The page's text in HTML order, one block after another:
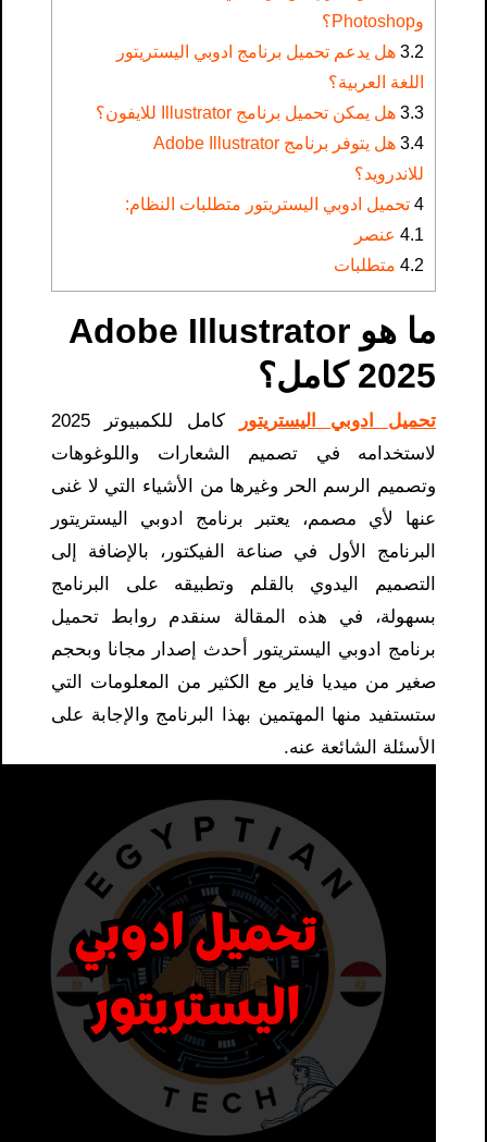
وPhotoshop؟
3.2 هل يدعم تحميل برنامج ادوبي اليستريتور
اللغة العربية؟
3.3 هل يمكن تحميل برنامج Illustrator للايفون؟
3.4
هل يتوفر برنامج Adobe Illustrator
للاندرويد؟
4 تحميل ادوبي اليستريتور متطلبات النظام:
4.1 عنصر
4.2 متطلبات
ما هو Adobe Illustrator
2025 كامل؟
تحميل ادوبي اليستريتور
كامل للكمبيوتر 2025
لاستخدامه في تصميم الشعارات واللوغوهات
وتصميم الرسم الحر وغيرها من الأشياء التي لا غنى
عنها لأي مصمم، يعتبر برنامج ادوبي اليستريتور
البرنامج الأول في صناعة الفيكتور، بالإضافة إلى
التصميم اليدوي بالقلم وتطبيقه على البرنامج
بسهولة، في هذه المقالة سنقدم روابط تحميل
برنامج ادوبي اليستريتور أحدث إصدار مجانا وبحجم
صغير من ميديا ​​فاير مع الكثير من المعلومات التي
ستستفيد منها المهتمين بهذا البرنامج والإجابة على
الأسئلة الشائعة عنه.